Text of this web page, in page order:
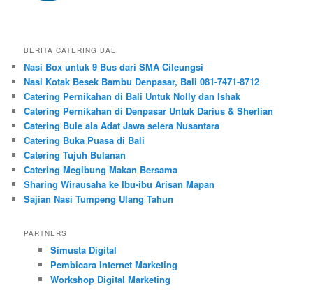
BERITA CATERING BALI
Nasi Box untuk 9 Bus dari SMA Cileungsi
Nasi Kotak Besek Bambu Denpasar, Bali 081-7471-8712
Catering Pernikahan di Bali Untuk Nolly dan Ishak
Catering Pernikahan di Denpasar Untuk Darius & Sherlian
Catering Bule ala Adat Jawa selera Nusantara
Catering Buka Puasa di Bali
Catering Tujuh Bulanan
Catering Megibung Makan Bersama
Sharing Wirausaha ke Ibu-ibu Arisan Mapan
Sajian Nasi Tumpeng Ulang Tahun
PARTNERS
Simusta Digital
Pembicara Internet Marketing
Workshop Digital Marketing